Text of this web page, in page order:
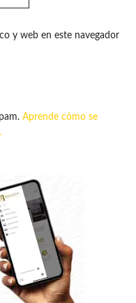
y web en este navegador
Aprende cómo se